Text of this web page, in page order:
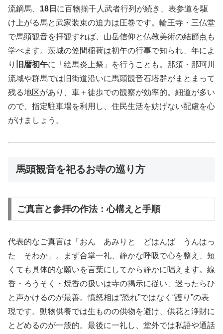
流鏑馬、 18日 に百物揃千人武者行列が続き、表参道を駆
け上がる馬と武家装束の迫力は圧巻です。輪王寺・三仏堂
で馬頭観音を拝観すれば、山岳信仰と仏教美術の結節点も
学べます。茨城の笠間稲荷は初午の行事で知られ、年によ
り
旧暦初午に「絵馬炎上祭」を行うことも。那須・那珂川
流域や群馬では旧街道沿いに馬頭観音石塔群がまとまって
残る地区があり、車＋徒歩での観察が効率的。細道が多い
ので、指定駐車場を利用し、住民生活を妨げない配慮を心
がけましょう。
馬頭観音を祀るお寺の巡り方
ご真言と参拝の作法：心構えと手順
代表的なご真言は「おん あみりと どはんば うんはっ
た そわか」。まず合掌一礼、静かな呼吸で心を整え、短
くても具体的な願いを言葉にしてから静かに唱えます。線
香・ろうそく・焼香の扱いは寺の掲示に従い、迷ったらひ
と声かけるのが最善。憤怒相は“恐れ”ではなく“護り”の表
現です。動物供養では生ものの供物を避け、供花と浄財に
とどめるのが一般的。最後に一礼し、堂外では私語や通話